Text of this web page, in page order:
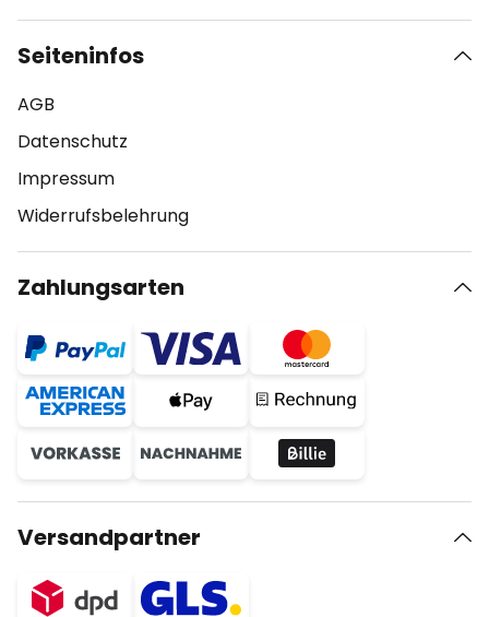
Seiteninfos
AGB
Datenschutz
Impressum
Widerrufsbelehrung
Zahlungsarten
Versandpartner